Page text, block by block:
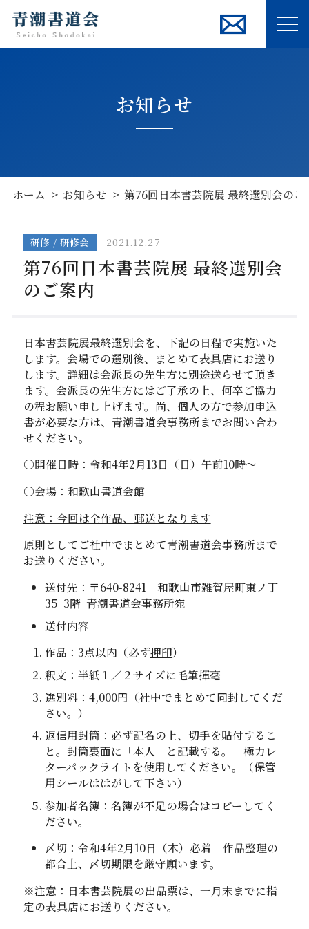
お知らせ
ホーム お知らせ 第76回日本書芸院展 最終選別会のご
研修 / 研修会 2021.12.27
第76回日本書芸院展 最終選別会
のご案内
日本書芸院展最終選別会を、下記の日程で実施いた
します。会場での選別後、まとめて表具店にお送り
します。詳細は会派長の先生方に別途送らせて頂き
ます。会派長の先生方にはご了承の上、何卒ご協力
の程お願い申し上げます。尚、個人の方で参加申込
書が必要な方は、青潮書道会事務所までお問い合わ
せください。
〇開催日時：令和4年2月13日（日）午前10時～
〇会場：和歌山書道会館
注意：今回は全作品、郵送となります
原則としてご社中でまとめて青潮書道会事務所まで
お送りください。
送付先：〒640-8241 和歌山市雑賀屋町東ノ丁
35 3階 青潮書道会事務所宛
送付内容
作品： 3点以内（必ず押印）
釈文：半紙１／２サイズに毛筆揮毫
選別料：4,000円（社中でまとめて同封してくだ
さい。）
返信用封筒：必ず記名の上、切手を貼付するこ
と。封筒裏面に「本人」と記載する。 極力レ
ターパックライトを使用してください。（保管
用シールははがして下さい）
参加者名簿：名簿が不足の場合はコピーしてく
ださい。
〆切：令和4年2月10日（木）必着 作品整理の
都合上、〆切期限を厳守願います。
※注意：日本書芸院展の出品票は、一月末までに指
定の表具店にお送りください。